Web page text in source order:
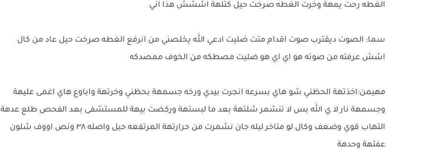
الغطه رحت يمهة وخرت الغطه صرخت حيل كتلهة اششش هذا اني
سما: الصوت ديقترب صوت اقدام متت ضليت ادعي الله يخلصني من انرفع الغطه صرخت حيل عاد من كال
اشش عرفته من صوته هو اي اي هو ضليت مصطكه من الخوف ممصدكه
مهيمن:اخذتهة الحظني شو هاي بسرعه انجرت بيدي ورخه جسمهة بحظني وخرتهة واباوع هاي اغمى عليهة
وجسمهة نار لا ي الله بس لا تنشمر شلتهة بعد ما لبستهة وركضت بيهة للمستشفى بعد الفحص طلع عدهة
التهاب قوي وضعف وكال لو متاخر ليله جان نشمرت من حرارتهة المرتفعه حيل واصله ٣٨ ونص اووف شلون
عفتهة وحدهة